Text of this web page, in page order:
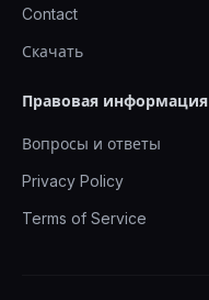
Contact
Скачать
Правовая информация
Вопросы и ответы
Privacy Policy
Terms of Service